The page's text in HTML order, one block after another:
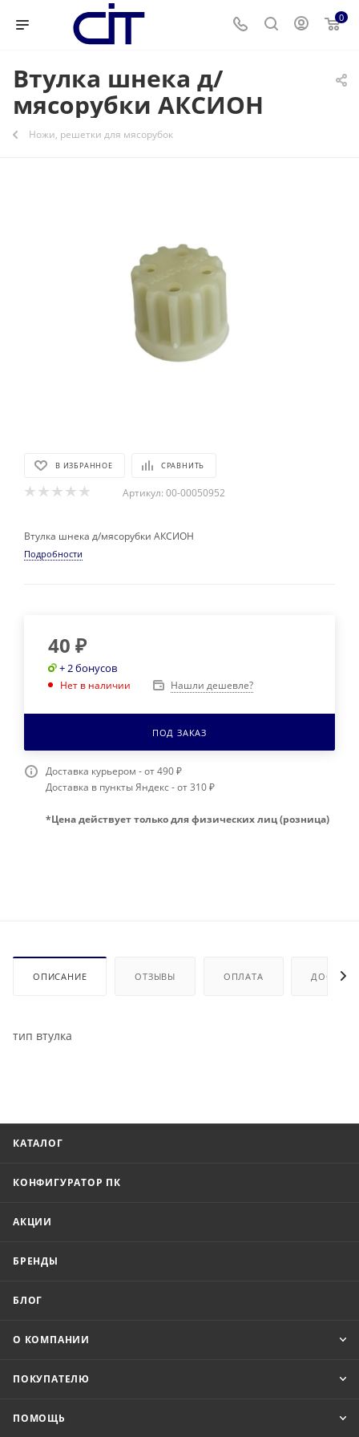
0
Втулка шнека д/
мясорубки АКСИОН
Ножи, решетки для мясорубок
В ИЗБРАННОЕ СРАВНИТЬ
Артикул: 00-00050952
Втулка шнека д/мясорубки АКСИОН
Подробности
40 ₽
+ 2 бонусов
Нет в наличии Нашли дешевле?
ПОД ЗАКАЗ
Доставка курьером - от 490 ₽
Доставка в пункты Яндекс - от 310 ₽
*Цена действует только для физических лиц (розница)
ОПИСАНИЕ ОТЗЫВЫ ОПЛАТА
тип втулка
КАТАЛОГ
КОНФИГУРАТОР ПК
АКЦИИ
БРЕНДЫ
БЛОГ
О КОМПАНИИ
ПОКУПАТЕЛЮ
ПОМОЩЬ